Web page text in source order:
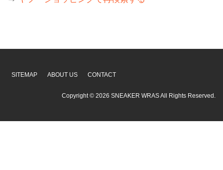
SITEMAP ABOUT US CONTACT
Copyright © 2026 SNEAKER WRASAll Rights Reserved.